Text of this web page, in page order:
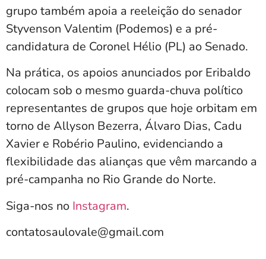
grupo também apoia a reeleição do senador
Styvenson Valentim (Podemos) e a pré-
candidatura de Coronel Hélio (PL) ao Senado.
Na prática, os apoios anunciados por Eribaldo
colocam sob o mesmo guarda-chuva político
representantes de grupos que hoje orbitam em
torno de Allyson Bezerra, Álvaro Dias, Cadu
Xavier e Robério Paulino, evidenciando a
flexibilidade das alianças que vêm marcando a
pré-campanha no Rio Grande do Norte.
Siga-nos no Instagram.
contatosaulovale@gmail.com